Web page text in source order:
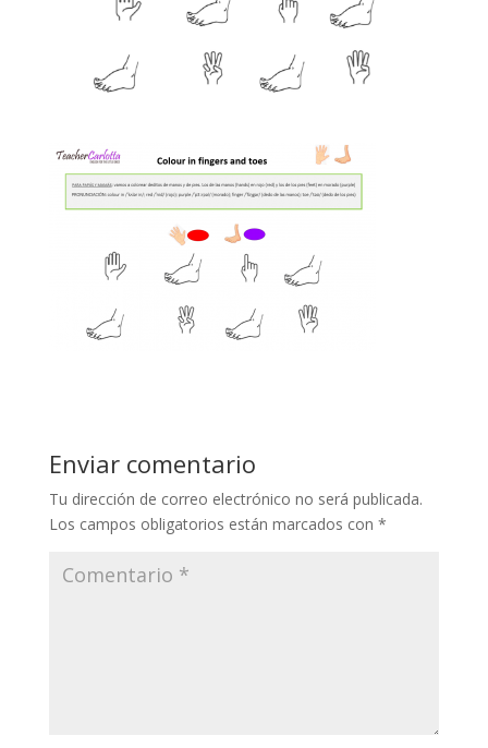
Enviar comentario
Tu dirección de correo electrónico no será publicada.
Los campos obligatorios están marcados con *